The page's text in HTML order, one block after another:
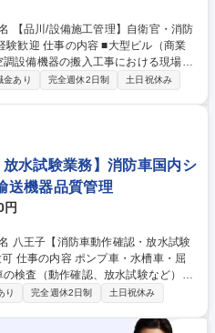
ビル（商業
設備機器の搬入工事における現場施
(1)見積・搬入計画、受注金額の打合
務(6)担当現場の採算(収支)管理をお
り1億円という大型案件を担うこと
コンで占めております。 募集職
防士等のご経験をお持ちの型へ！/未
金あり 完全週休2日制 土日祝休み
水試験業務】消防車国内シ
送機器品質管理
円
屈
検査（動作確認、放水試験など）を
脱など一部力仕事を伴う、各種試
理車対応や外部機関対応）もお任せ
り 完全週休2日制 土日祝休み